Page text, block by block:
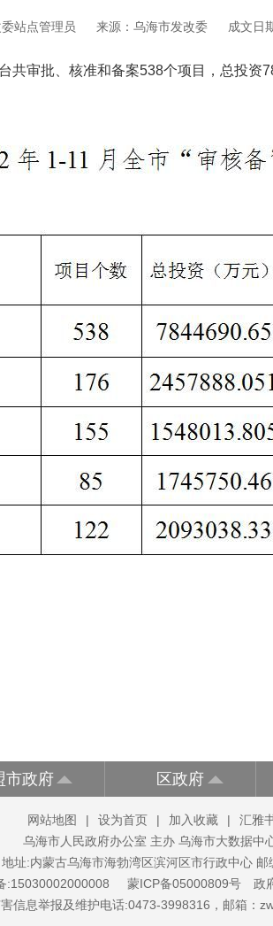
站点管理员 来源：乌海市发改委 成文日
审批、核准和备案538个项目，总投资
市政府 区政府
网站地图 | 设为首页 | 加入收藏 |
汇雅
乌海市人民政府办公室 主办 乌海市大数据中
地址:内蒙古乌海市海勃湾区滨河区市行政中心 邮
:15030002000008
蒙ICP备05000809号
政
信息举报及维护电话:0473-3998316，邮箱：